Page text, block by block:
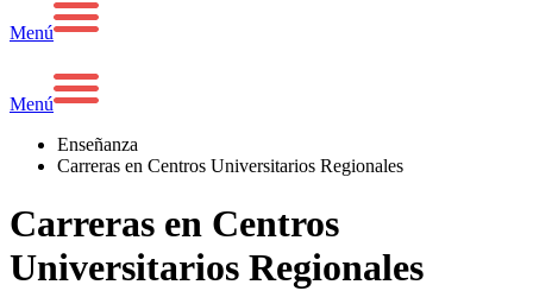
Menú
Menú
Enseñanza
Carreras en Centros Universitarios Regionales
Carreras en Centros
Universitarios Regionales